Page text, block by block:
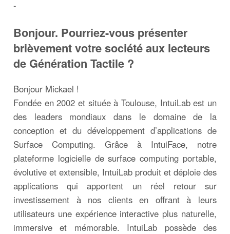
-
Bonjour. Pourriez-vous présenter
brièvement votre société aux lecteurs
de Génération Tactile ?
Bonjour Mickael !
Fondée en 2002 et située à Toulouse, IntuiLab est un
des leaders mondiaux dans le domaine de la
conception et du développement d’applications de
Surface Computing. Grâce à IntuiFace, notre
plateforme logicielle de surface computing portable,
évolutive et extensible, IntuiLab produit et déploie des
applications qui apportent un réel retour sur
investissement à nos clients en offrant à leurs
utilisateurs une expérience interactive plus naturelle,
immersive et mémorable. IntuiLab possède des